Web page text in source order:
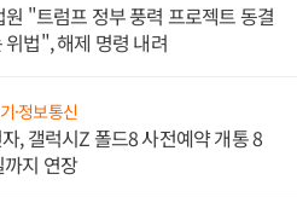
원 "트럼프 정부 풍력 프로젝트 동결
위법", 해제 명령 내려
·정보통신
, 갤럭시Z 폴드8 사전예약 개통 8
지 연장